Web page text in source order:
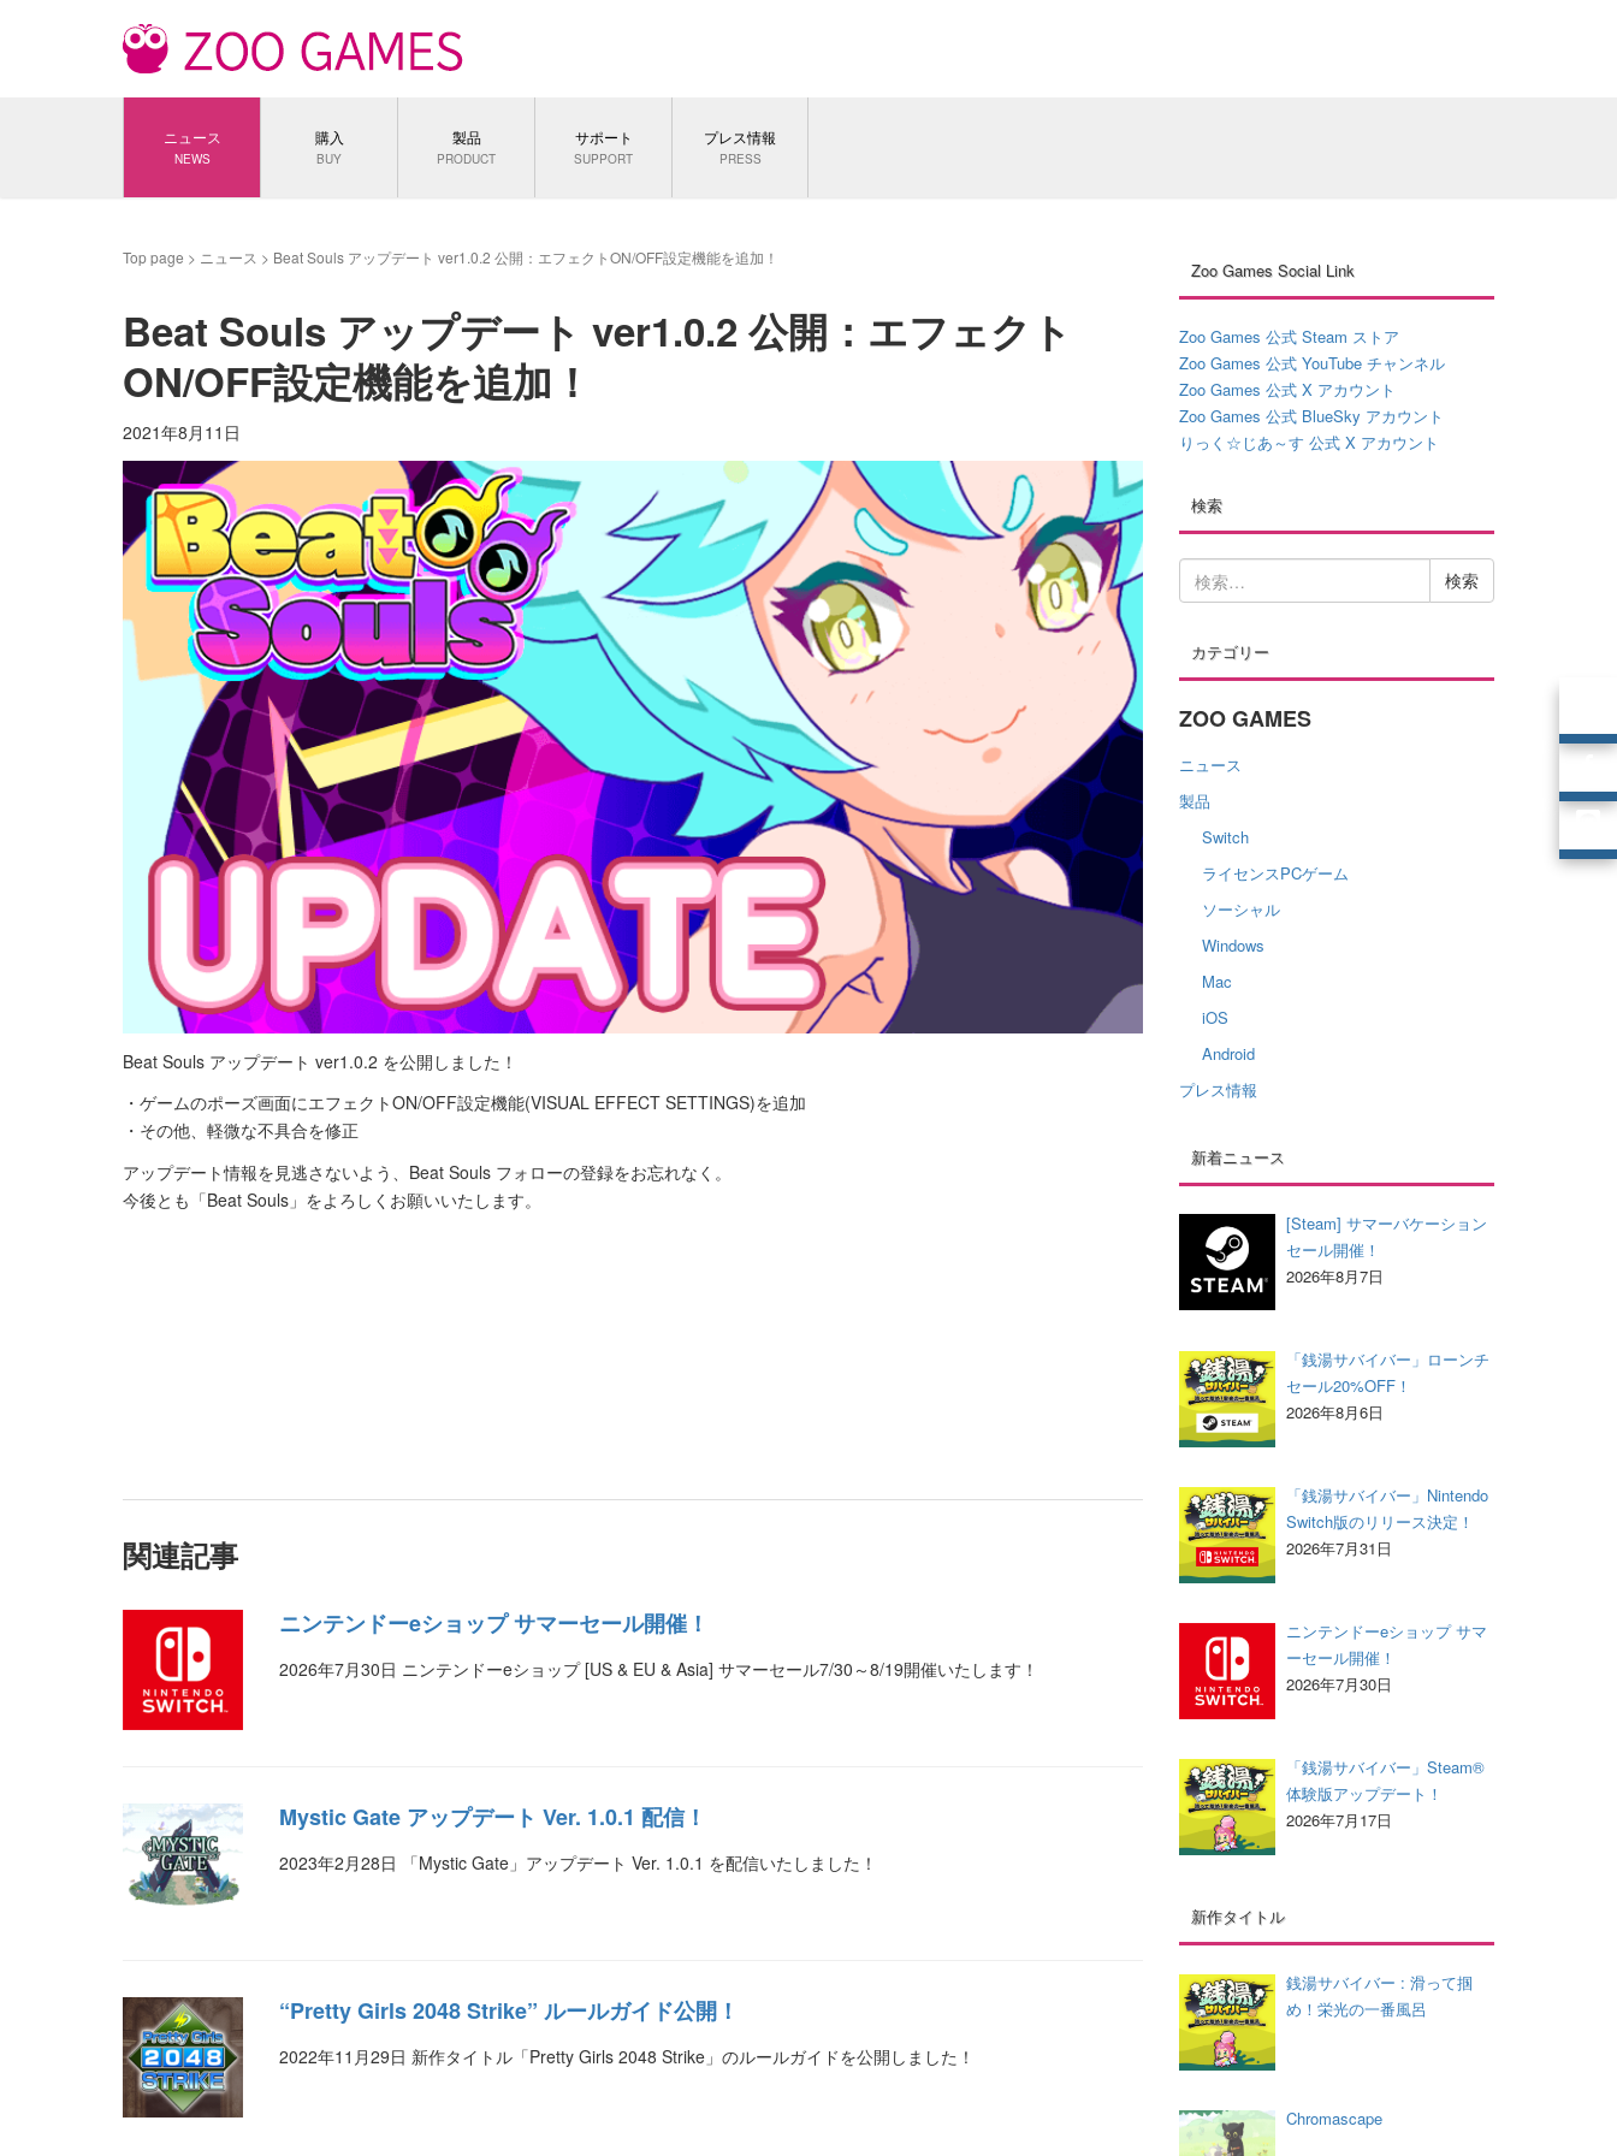
ニュース
NEWS
購入
BUY
製品
PRODUCT
サポート
SUPPORT
プレス情報
PRESS
Top page > ニュース > Beat Souls アップデート ver1.0.2 公開：エフェクトON/OFF設定機能を追加！
Beat Souls アップデート ver1.0.2 公開：エフェクト
ON/OFF設定機能を追加！
2021年8月11日
Beat Souls アップデート ver1.0.2 を公開しました！
・ゲームのポーズ画面にエフェクトON/OFF設定機能(VISUAL EFFECT SETTINGS)を追加
・その他、軽微な不具合を修正
アップデート情報を見逃さないよう、Beat Souls フォローの登録をお忘れなく。
今後とも「Beat Souls」をよろしくお願いいたします。
関連記事
ニンテンドーeショップ サマーセール開催！
2026年7月30日 ニンテンドーeショップ [US & EU & Asia] サマーセール7/30～8/19開催いたします！
Mystic Gate アップデート Ver. 1.0.1 配信！
2023年2月28日 「Mystic Gate」アップデート Ver. 1.0.1 を配信いたしました！
“Pretty Girls 2048 Strike” ルールガイド公開！
2022年11月29日 新作タイトル「Pretty Girls 2048 Strike」のルールガイドを公開しました！
Zoo Games Social Link
Zoo Games 公式 Steam ストア
Zoo Games 公式 YouTube チャンネル
Zoo Games 公式 X アカウント
Zoo Games 公式 BlueSky アカウント
りっく☆じあ～す 公式 X アカウント
検索
検
索:
カテゴリー
ZOO GAMES
ニュース
製品
Switch
ライセンスPCゲーム
ソーシャル
Windows
Mac
iOS
Android
プレス情報
新着ニュース
[Steam] サマーバケーション
セール開催！
2026年8月7日
「銭湯サバイバー」ローンチ
セール20%OFF！
2026年8月6日
「銭湯サバイバー」Nintendo
Switch版のリリース決定！
2026年7月31日
ニンテンドーeショップ サマ
ーセール開催！
2026年7月30日
「銭湯サバイバー」Steam®
体験版アップデート！
2026年7月17日
新作タイトル
銭湯サバイバー : 滑って掴
め！栄光の一番風呂
Chromascape